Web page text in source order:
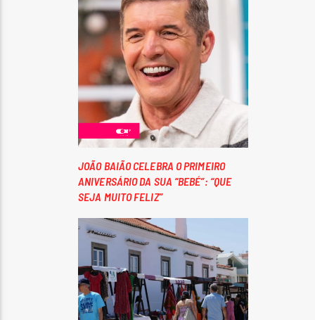
JOÃO BAIÃO CELEBRA O PRIMEIRO
ANIVERSÁRIO DA SUA “BEBÉ”: “QUE
SEJA MUITO FELIZ”